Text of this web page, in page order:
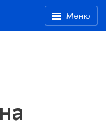
Меню